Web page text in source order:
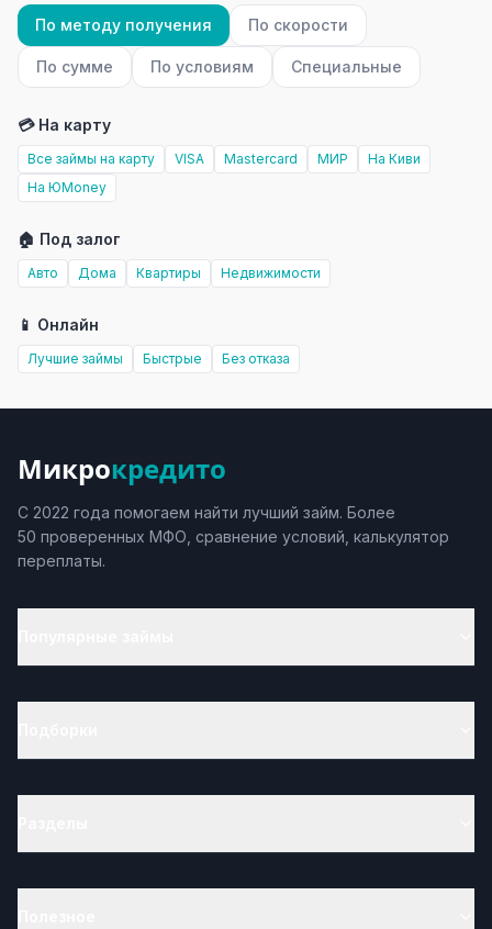
По методу получения По скорости
По сумме По условиям Специальные
💳 На карту
Все займы на карту VISA Mastercard МИР
На Киви
На ЮMoney
🏠 Под залог
Авто Дома Квартиры Недвижимости
📱 Онлайн
Лучшие займы Быстрые Без отказа
Микрокредито
С 2022 года помогаем найти лучший займ. Более
50 проверенных МФО, сравнение условий, калькулятор
переплаты.